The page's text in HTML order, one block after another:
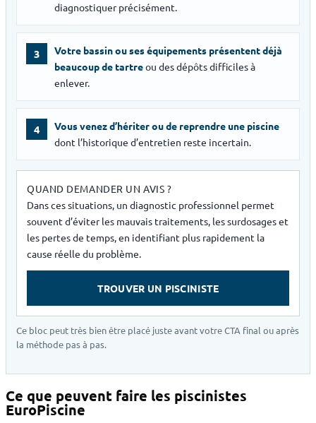
diagnostiquer précisément.
3
Votre bassin ou ses équipements présentent déjà
beaucoup de tartreou des dépôts difficiles à
enlever.
4
Vous venez d’hériter ou de reprendre une piscine
dont l’historique d’entretien reste incertain.
QUAND DEMANDER UN AVIS ?
Dans ces situations, un diagnostic professionnel permet
souvent d’éviter les mauvais traitements, les surdosages et
les pertes de temps, en identifiant plus rapidement la
cause réelle du problème.
TROUVER UN PISCINISTE
Ce bloc peut très bien être placé juste avant votre CTA final ou après
la méthode pas à pas.
Ce que peuvent faire les piscinistes
EuroPiscine